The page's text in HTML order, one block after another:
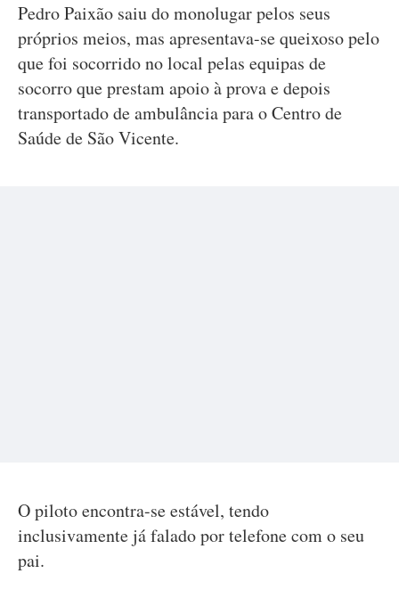
Pedro Paixão saiu do monolugar pelos seus
próprios meios, mas apresentava-se queixoso pelo
que foi socorrido no local pelas equipas de
socorro que prestam apoio à prova e depois
transportado de ambulância para o Centro de
Saúde de São Vicente.
O piloto encontra-se estável, tendo
inclusivamente já falado por telefone com o seu
pai.